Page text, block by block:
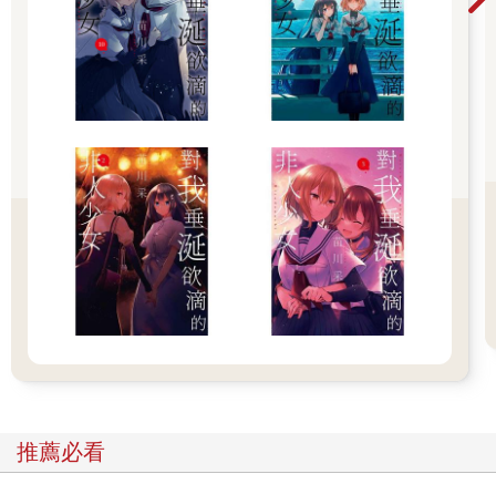
「非……非常抱歉！」
惶恐到讓人覺得有點可憐的她，慌慌張張地朝新低頭致歉。看著
這樣的她，新的內心湧現了些許的同情、以及「原來我必須守護
原來如此。孱弱到這種程度的話，確實有從旁守護的必要性。
──雖然她的個性果然陰暗到讓人有些厭煩就是。
「噢，請妳抬起頭吧。」
不管怎麼說，命運的齒輪已經開始轉動了。
將她捲入、然後奪走。透過這樣的方式，新才能找出自己的存在
他堆出一個溫柔和善的笑容，和她正面相視。寬廣的宴客廳裡一
片寂靜。
推薦必看